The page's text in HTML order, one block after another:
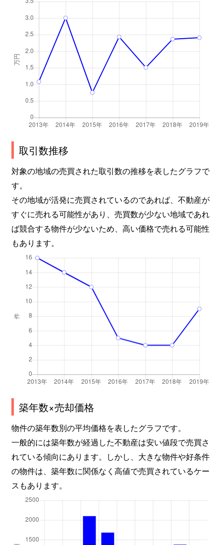
取引数推移
対象の地域の売買された取引数の推移を表したグラフで
す。
その地域が活発に売買されているのであれば、不動産が
すぐに売れる可能性があり、売買数が少ない地域であれ
ば競合する物件が少ないため、高い価格で売れる可能性
もあります。
築年数×売却価格
物件の築年数別の平均価格を表したグラフです。
一般的には築年数が経過した不動産は安い値段で売買さ
れている傾向にあります。しかし、大きな物件や好条件
の物件は、築年数に関係なく高値で売買されているケー
スもあります。